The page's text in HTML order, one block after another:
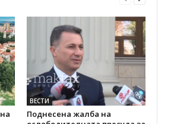
ВЕСТИ
Поднесена жалба на